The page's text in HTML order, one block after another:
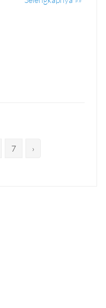
7 ›